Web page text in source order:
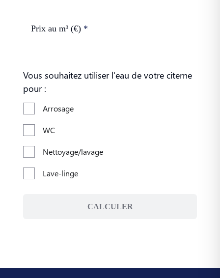
Prix au m³ (€)
Vous souhaitez utiliser l'eau de votre citerne
pour :
Arrosage
WC
Nettoyage/lavage
Lave-linge
CALCULER